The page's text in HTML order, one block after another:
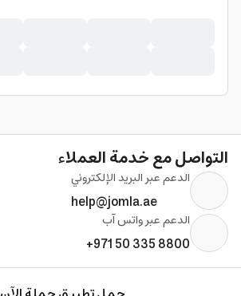
التواصل مع خدمة العملاء
الدعم عبر البريد الإلكتروني
help@jomla.ae
الدعم عبر واتس آب
+971 50 335 8800